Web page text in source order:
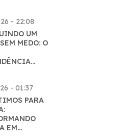
- 22:08
UM
MEDO: O
- 01:37
PARA
EM